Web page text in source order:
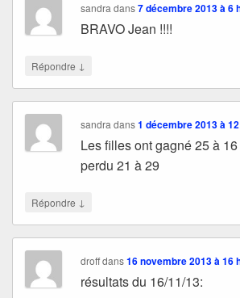
sandradans7 décembre 2013 à 6
BRAVO Jean !!!!
Répondre ↓
sandradans1 décembre 2013 à
Les filles ont gagné 25 à
perdu 21 à 29
Répondre ↓
droffdans16 novembre 2013 à 16
résultats du 16/11/13: